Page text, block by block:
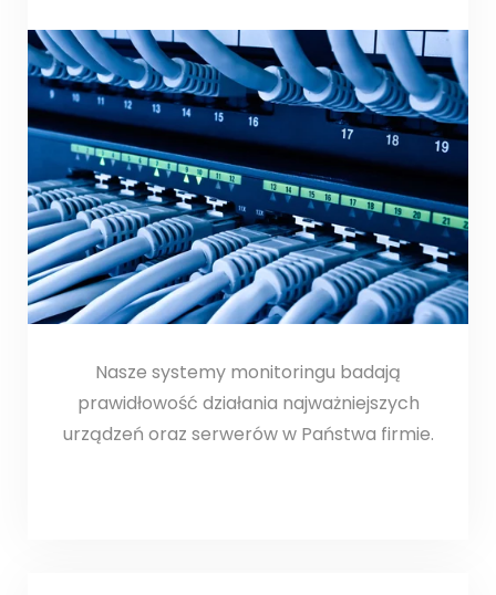
Nasze systemy monitoringu badają
prawidłowość działania najważniejszych
urządzeń oraz serwerów w Państwa firmie.